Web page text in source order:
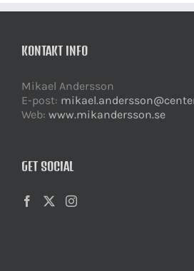
KONTAKT INFO
Mikael Andersson
E-post:
Web: www.mikandersson.se
GET SOCIAL